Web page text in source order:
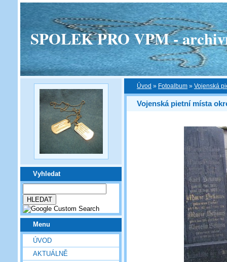
SPOLEK PRO VPM -
Vyhledat
Menu
ÚVOD
AKTUÁLNĚ
Úvod » Fotoalbum » Vojenská
Vojenská pietní místa